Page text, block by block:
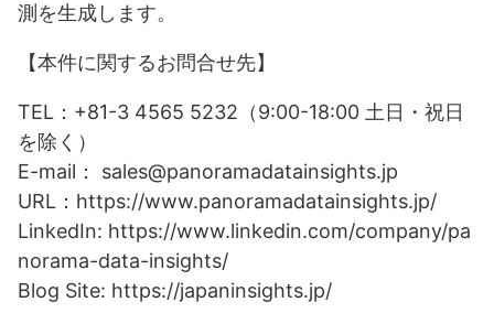
測を生成します。
【本件に関するお問合せ先】
TEL：+81-3 4565 5232（9:00-18:00 土日・祝日
を除く）
E-mail： sales@panoramadatainsights.jp
URL：https://www.panoramadatainsights.jp/
LinkedIn: https://www.linkedin.com/company/pa
norama-data-insights/
Blog Site: https://japaninsights.jp/